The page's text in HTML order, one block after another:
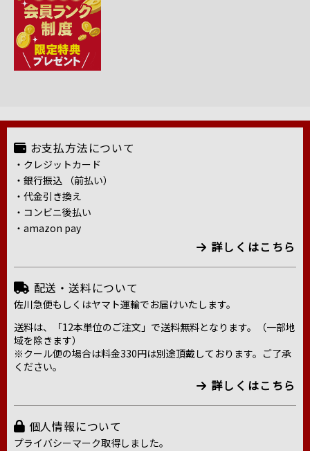
お支払方法について
・クレジットカード
・銀行振込 （前払い）
・代金引き換え
・コンビニ後払い
・amazon pay
詳しくはこちら
配送・送料について
佐川急便もしくはヤマト運輸でお届けいたします。
送料は、「12本単位のご注文」で送料無料となります。（一部地
域を除きます）
※クール便の場合は料金330円は別途頂戴しております。ご了承
ください。
詳しくはこちら
個人情報について
プライバシーマーク取得しました。